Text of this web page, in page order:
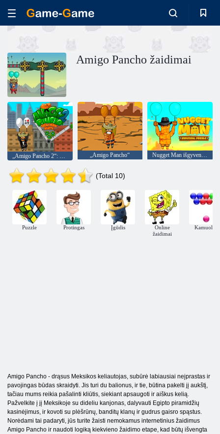
Amigo Pancho žaidimai
„Amigo Pancho 2“: Niujorko vakarėlis „Amigo Pancho“ Nugget Man išgyvenimo galvosūkis
(Total 10)
Puzzle Protingas Įgūdis
Online
žaidimai
Kamuoliai
Amigo Pancho - drąsus Meksikos keliautojas, subūrė labiausiai neįprastas ir
pavojingas būdas skraidyti. Jis turi du balionus, ir tie, būtina pakelti jį aukštį,
tačiau mums reikia pašalinti kliūtis, siekiant apsaugoti ir aiškus kelią.
Pažvelkite į jį Meksikoje su dideliu kanjonas, dalyvauti Egipto piramidžių
kasinėjimus, ir kovoti su plėšrūnų, banditų klanų ir gudrus gaisro spąstus.
Norėdami tai padaryti, jūs turite žaisti nemokamus internetinius žaidimus
Amigo Pancho ir naudoti logiką kiekvieno žaidimo etape, kad būtų išvengta